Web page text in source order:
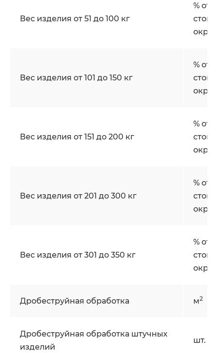
Вес изделия от 51 до 100 кг
% от
Вес изделия от 101 до 150 кг
% от
Вес изделия от 151 до 200 кг
% от
Вес изделия от 201 до 300 кг
% от
Вес изделия от 301 до 350 кг
% от
Дробеструйная обработка м2
Дробеструйная обработка штучных
изделий
шт.